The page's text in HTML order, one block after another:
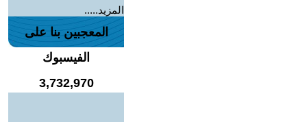
المزيد.....
المعجبين بنا على
الفيسبوك
3,732,970